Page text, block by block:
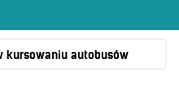
nocnych
autobusów